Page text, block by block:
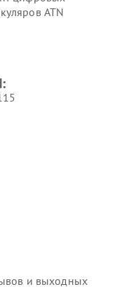
ATN
и выходных